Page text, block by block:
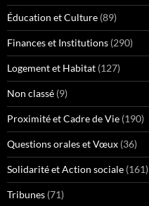
Éducation et Culture (89)
Finances et Institutions (290)
Logement et Habitat (127)
Non classé (9)
Proximité et Cadre de Vie (190)
Questions orales et Vœux (36)
Solidarité et Action sociale (161)
Tribunes (71)